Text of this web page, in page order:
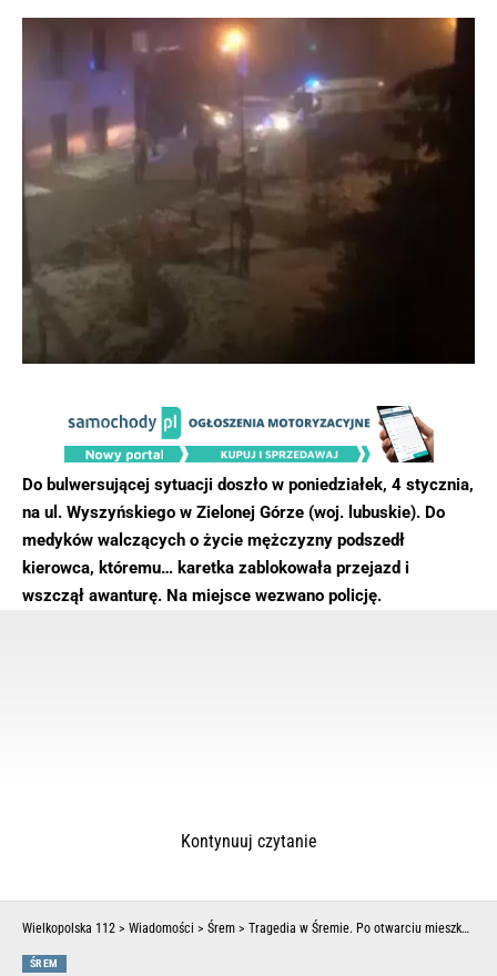
Do bulwersującej sytuacji doszło w poniedziałek, 4 stycznia,
na ul. Wyszyńskiego w Zielonej Górze (woj. lubuskie). Do
medyków walczących o życie mężczyzny podszedł
kierowca, któremu… karetka zablokowała przejazd i
wszczął awanturę. Na miejsce wezwano policję.
Kontynuuj czytanie
Wielkopolska 112 > Wiadomości > Śrem > Tragedia w Śremie. Po otwarciu mieszkania ujawniono zwłoki kobiety (ZDJĘCIA)
ŚREM